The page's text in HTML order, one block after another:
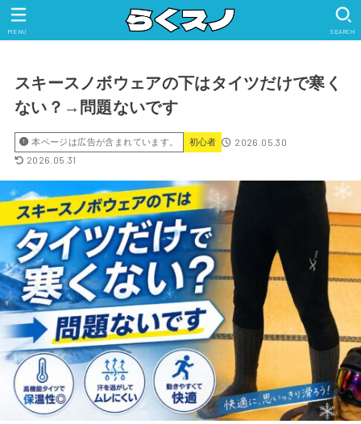
SEARCH
MENU
スキースノボウェアの下はタイツだけで寒く
ない？→問題ないです
本ページは広告が含まれています。 初心者
2026.05.30
2026.05.31